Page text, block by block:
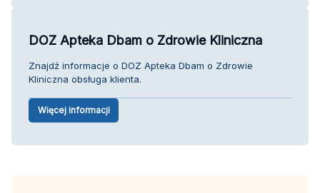
DOZ Apteka Dbam o Zdrowie Kliniczna
Znajdź informacje o DOZ Apteka Dbam o Zdrowie
Kliniczna obsługa klienta.
Więcej informacji